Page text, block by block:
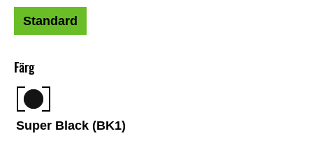
Färg
Super Black (BK1)
Standard